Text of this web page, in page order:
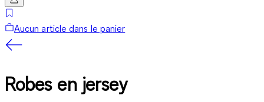
Aucun article dans le panier
Robes en jersey